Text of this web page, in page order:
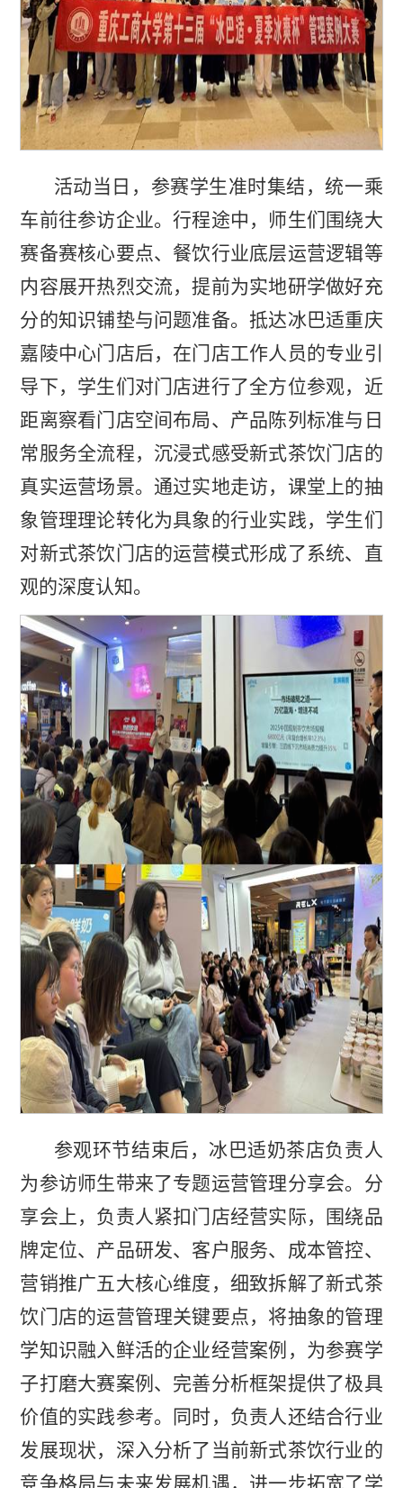
活动当日，参赛学生准时集结，统一乘
车前往参访企业。行程途中，师生们围绕大
赛备赛核心要点、餐饮行业底层运营逻辑等
内容展开热烈交流，提前为实地研学做好充
分的知识铺垫与问题准备。抵达冰巴适重庆
嘉陵中心门店后，在门店工作人员的专业引
导下，学生们对门店进行了全方位参观，近
距离察看门店空间布局、产品陈列标准与日
常服务全流程，沉浸式感受新式茶饮门店的
真实运营场景。通过实地走访，课堂上的抽
象管理理论转化为具象的行业实践，学生们
对新式茶饮门店的运营模式形成了系统、直
观的深度认知。
参观环节结束后，冰巴适奶茶店负责人
为参访师生带来了专题运营管理分享会。分
享会上，负责人紧扣门店经营实际，围绕品
牌定位、产品研发、客户服务、成本管控、
营销推广五大核心维度，细致拆解了新式茶
饮门店的运营管理关键要点，将抽象的管理
学知识融入鲜活的企业经营案例，为参赛学
子打磨大赛案例、完善分析框架提供了极具
价值的实践参考。同时，负责人还结合行业
发展现状，深入分析了当前新式茶饮行业的
竞争格局与未来发展机遇，进一步拓宽了学